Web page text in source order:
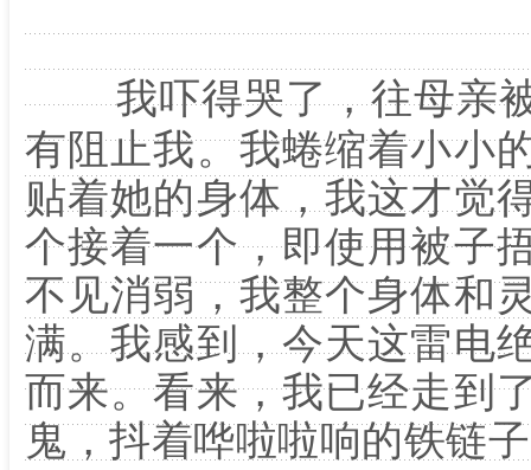
我吓得哭了，往母亲
有阻止我。我蜷缩着小小
贴着她的身体，我这才觉
个接着一个，即使用被子
不见消弱，我整个身体和
满。我感到，今天这雷电
而来。看来，我已经走到
鬼，抖着哗啦啦响的铁链